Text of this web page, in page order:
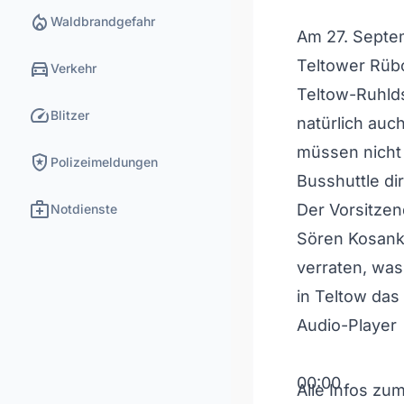
local_fire_department Waldbrandgefahr
directions_carVerkehr
speedBlitzer
local_police Polizeimeldungen
medical_servicesNotdienste
Am 27.
Teltower
Teltow-
natürlich
müssen
Busshuttle
Der
Sören
verraten,
in Teltow
Audio-Player
00:00
Alle Infos